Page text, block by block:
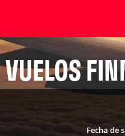
VUELOS
Fecha de